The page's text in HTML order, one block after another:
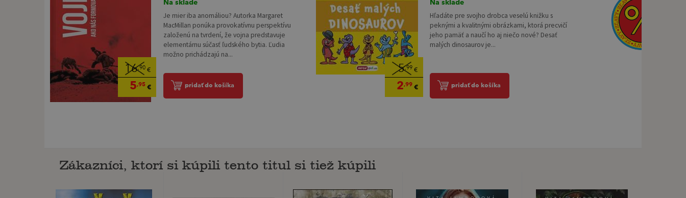
16,90€
5,95€
Na sklade
Je mier iba anomáliou? Autorka Margaret
MacMillan ponúka provokatívnu perspektívu
založenú na tvrdení, že vojna predstavuje
elementárnu súčasť ľudského bytia. Ľudia
možno prichádzajú na...
pridať do košíka
5,99 €
2,99€
Hľadáte pre svojho drobca veselú knižku s
peknými a kvalitnými obrázkami, ktorá precvičí
jeho pamäť a naučí ho aj niečo nové? Desať
malých dinosaurov je...
pridať do košíka
Zákazníci, ktorí si kúpili tento titul si tiež kúpili